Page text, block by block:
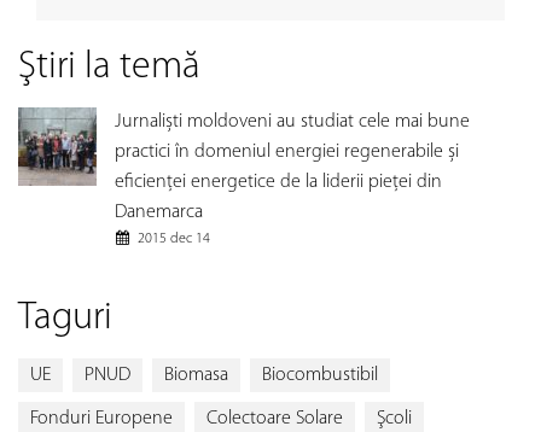
Ştiri la temă
Jurnaliști moldoveni au studiat cele mai bune
practici în domeniul energiei regenerabile și
eficienței energetice de la liderii pieței din
Danemarca
2015 dec 14
Taguri
UE PNUD Biomasa Biocombustibil
Fonduri Europene Colectoare Solare Şcoli